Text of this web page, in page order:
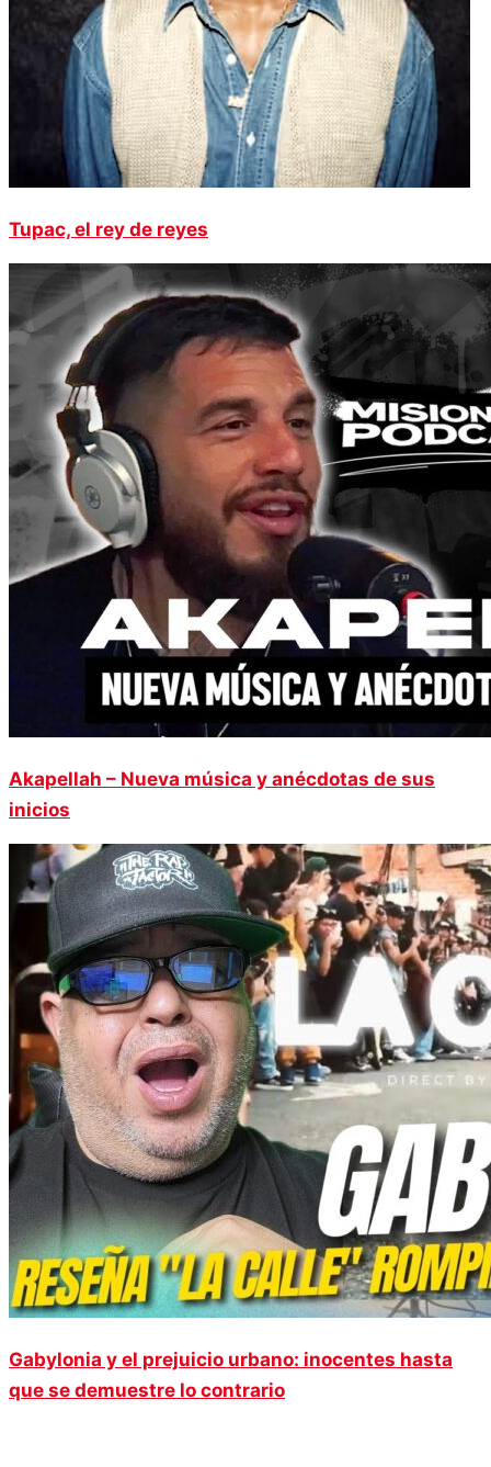
Tupac, el rey de reyes
Akapellah – Nueva música y anécdotas de sus
inicios
Gabylonia y el prejuicio urbano: inocentes hasta
que se demuestre lo contrario